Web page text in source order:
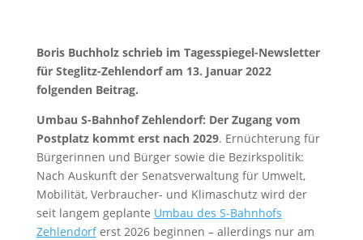
Boris Buchholz schrieb im Tagesspiegel-Newsletter
für Steglitz-Zehlendorf am 13. Januar 2022
folgenden Beitrag.
Umbau S-Bahnhof Zehlendorf: Der Zugang vom
Postplatz kommt erst nach 2029. Ernüchterung für
Bürgerinnen und Bürger sowie die Bezirkspolitik:
Nach Auskunft der Senatsverwaltung für Umwelt,
Mobilität, Verbraucher- und Klimaschutz wird der
seit langem geplante Umbau des S-Bahnhofs
Zehlendorferst 2026 beginnen – allerdings nur am